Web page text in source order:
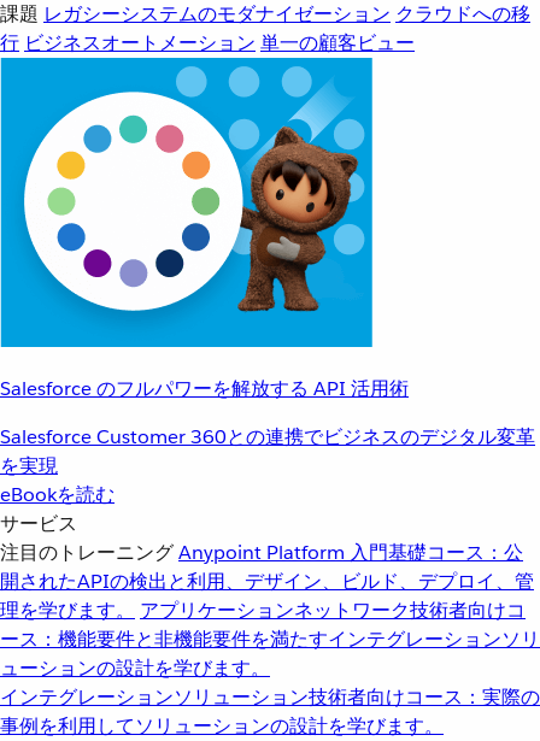
課題 レガシーシステムのモダナイゼーション クラウドへの移
行 ビジネスオートメーション 単一の顧客ビュー
Salesforce のフルパワーを解放する API 活用術
Salesforce Customer 360との連携でビジネスのデジタル変革
を実現
eBookを読む
サービス
注目のトレーニングAnypoint Platform 入門基礎コース：公
開されたAPIの検出と利用、デザイン、ビルド、デプロイ、管
理を学びます。
アプリケーションネットワーク技術者向けコ
ース：機能要件と非機能要件を満たすインテグレーションソリ
ューションの設計を学びます。
インテグレーションソリューション技術者向けコース：実際の
事例を利用してソリューションの設計を学びます。